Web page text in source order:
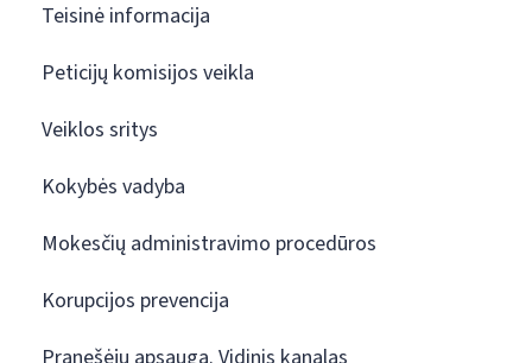
Teisinė informacija
Peticijų komisijos veikla
Veiklos sritys
Kokybės vadyba
Mokesčių administravimo procedūros
Korupcijos prevencija